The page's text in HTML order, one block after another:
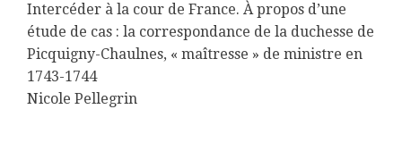
Intercéder à la cour de France. À propos d’une
étude de cas : la correspondance de la duchesse de
Picquigny-Chaulnes, « maîtresse » de ministre en
1743-1744
Nicole Pellegrin